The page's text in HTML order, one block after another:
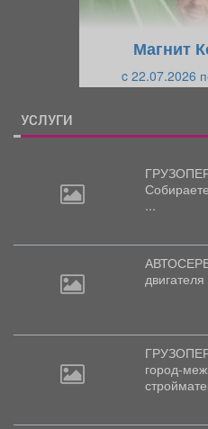
Магнит
c 22.07.2026
УСЛУГИ
...
двигателя
город-